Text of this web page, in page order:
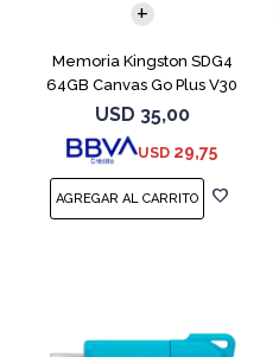
Memoria Kingston SDG4
64GB Canvas Go Plus V30
USD 35,00
USD 29,75